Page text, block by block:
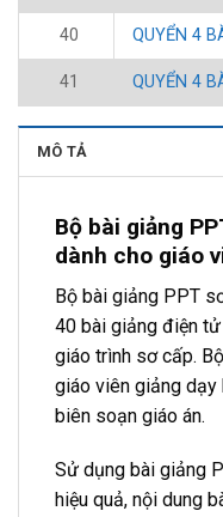
40 QUYỂN 4
41 QUYỂN 4
MÔ TẢ
Bộ bài giảng
dành cho giáo
Bộ bài giảng PPT
40 bài giảng điện
giáo trình sơ cấp.
giáo viên giảng dạy
biên soạn giáo án.
Sử dụng bài giảng
hiệu quả, nội dung